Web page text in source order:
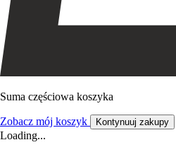
Suma częściowa koszyka
Zobacz mój koszyk Kontynuuj zakupy
Loading...